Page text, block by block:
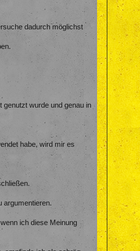
dadurch möglichst
genutzt wurde und genau in
habe, wird mir es
argumentieren.
ich diese Meinung